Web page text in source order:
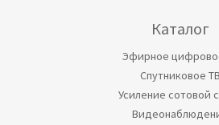
Каталог
Эфирное
Спутниковое ТВ
Усиление сотовой